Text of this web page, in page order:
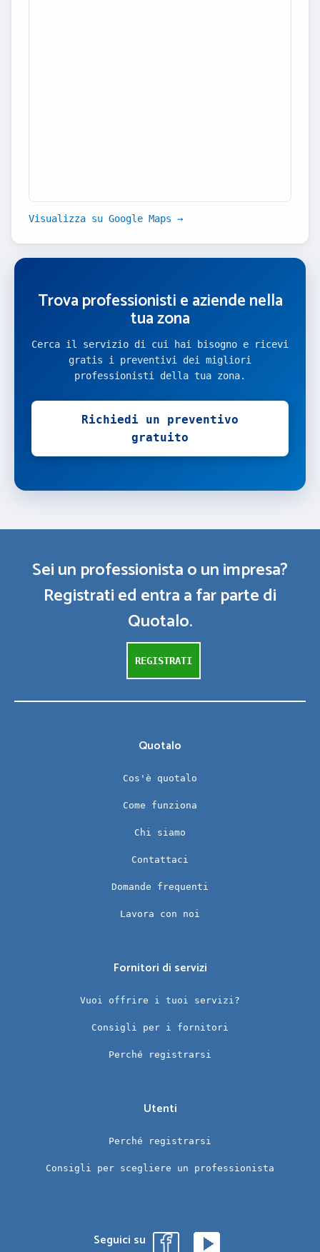
Visualizza su Google Maps →
Trova professionisti e aziende nella
tua zona
Cerca il servizio di cui hai bisogno e ricevi
gratis i preventivi dei migliori
professionisti della tua zona.
Richiedi un preventivo
gratuito
Sei un professionista o un impresa?
Registrati ed entra a far parte di
Quotalo.
REGISTRATI
Quotalo
Cos'è quotalo
Come funziona
Chi siamo
Contattaci
Domande frequenti
Lavora con noi
Fornitori di servizi
Vuoi offrire i tuoi servizi?
Consigli per i fornitori
Perché registrarsi
Utenti
Perché registrarsi
Consigli per scegliere un professionista
Seguici su